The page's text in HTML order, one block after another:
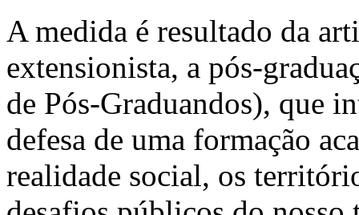
A medida é resultado da
extensionista, a pós-
de Pós-Graduandos), que
defesa de uma formação
realidade social, os